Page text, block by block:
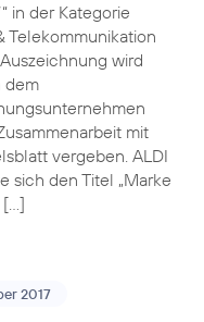
in der Kategorie
Telekommunikation
wird
dem
mit
vergeben. ALDI
sich den Titel „Marke
[…]
2017